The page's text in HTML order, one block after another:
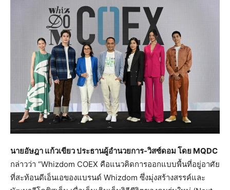
นายอัษฎา แก้วเขียว ประธานผู้อำนวยการ-วิสซ์ดอม โดย MQDC
กล่าวว่า “Whizdom COEX คือแนวคิดการออกแบบพื้นที่อยู่อาศัย
ที่สะท้อนดีเอ็นเอของแบรนด์ Whizdom ซึ่งมุ่งสร้างสรรค์และ